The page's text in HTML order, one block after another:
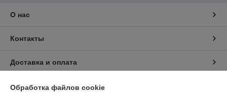
О нас
Контакты
Доставка и оплата
График работы
Обработка файлов cookie